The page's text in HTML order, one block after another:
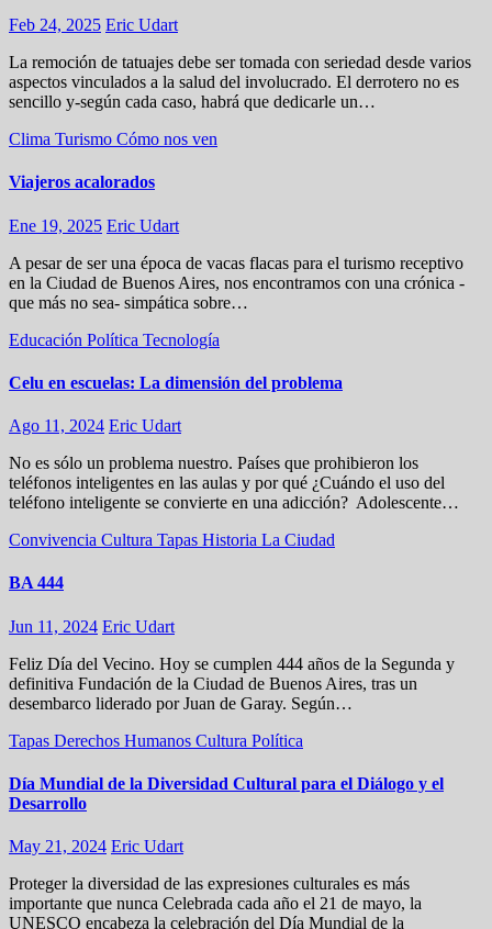
Feb 24, 2025 Eric Udart
La remoción de tatuajes debe ser tomada con seriedad desde varios
aspectos vinculados a la salud del involucrado. El derrotero no es
sencillo y-según cada caso, habrá que dedicarle un…
Clima Turismo Cómo nos ven
Viajeros acalorados
Ene 19, 2025 Eric Udart
A pesar de ser una época de vacas flacas para el turismo receptivo
en la Ciudad de Buenos Aires, nos encontramos con una crónica -
que más no sea- simpática sobre…
Educación Política Tecnología
Celu en escuelas: La dimensión del problema
Ago 11, 2024 Eric Udart
No es sólo un problema nuestro. Países que prohibieron los
teléfonos inteligentes en las aulas y por qué ¿Cuándo el uso del
teléfono inteligente se convierte en una adicción? Adolescente…
Convivencia Cultura Tapas Historia La Ciudad
BA 444
Jun 11, 2024 Eric Udart
Feliz Día del Vecino. Hoy se cumplen 444 años de la Segunda y
definitiva Fundación de la Ciudad de Buenos Aires, tras un
desembarco liderado por Juan de Garay. Según…
Tapas Derechos Humanos Cultura Política
Día Mundial de la Diversidad Cultural para el Diálogo y el
Desarrollo
May 21, 2024 Eric Udart
Proteger la diversidad de las expresiones culturales es más
importante que nunca Celebrada cada año el 21 de mayo, la
UNESCO encabeza la celebración del Día Mundial de la